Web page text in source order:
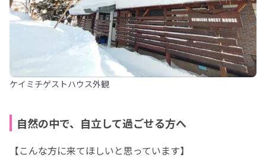
ケイミチゲストハウス外観
自然の中で、自立して過ごせる方へ
【こんな方に来てほしいと思っています】